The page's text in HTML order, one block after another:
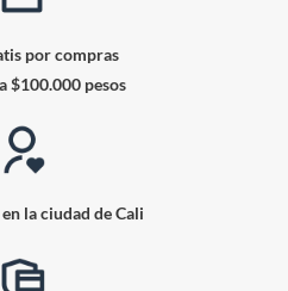
por compras
$100.000 pesos
la ciudad de Cali